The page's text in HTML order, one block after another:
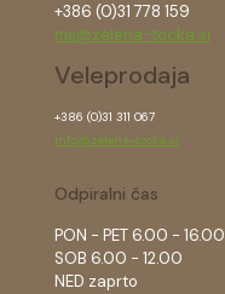
+386 (0)31 778 159
ms@zelena-tocka.si
Veleprodaja
+386 (0)31 311 067
info@zelena-tocka.si
Odpiralni čas
PON - PET 6.00 - 16.00
SOB 6.00 - 12.00
NED zaprto